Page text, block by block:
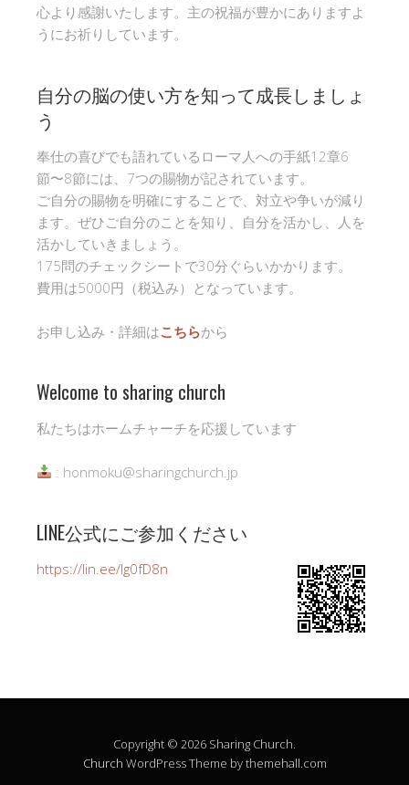
心より感謝いたします。主の祝福が豊かにありますよ
うにお祈りしています。
自分の脳の使い方を知って成長しましょ
う
奉仕の喜びでも語れているローマ人への手紙12章6
節〜8節には、7つの賜物が記されています。
ご自分の賜物を明確にすることで、対立や争いが減り
ます。ぜひご自分のことを知り、自分を活かし、人を
活かしていきましょう。
175問のチェックシートで30分ぐらいかかります。
費用は5000円（税込み）となっています。
お申し込み・詳細はこちらから
Welcome to sharing church
私たちはホームチャーチを応援しています
: honmoku@sharingchurch.jp
LINE公式にご参加ください
https://lin.ee/Ig0fD8n
Copyright © 2026 Sharing Church.
Church WordPress Theme by themehall.com